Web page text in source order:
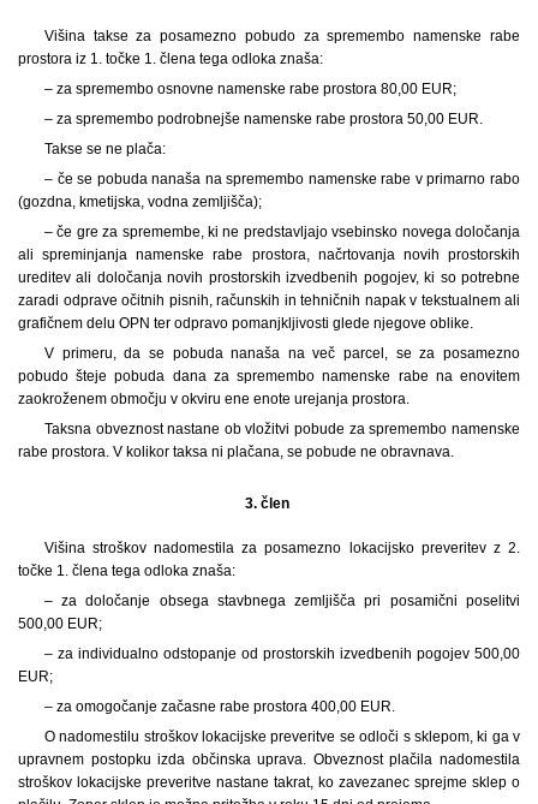
Višina takse za posamezno pobudo za spremembo namenske rabe
prostora iz 1. točke 1. člena tega odloka znaša:
– za spremembo osnovne namenske rabe prostora 80,00 EUR;
– za spremembo podrobnejše namenske rabe prostora 50,00 EUR.
Takse se ne plača:
– če se pobuda nanaša na spremembo namenske rabe v primarno rabo
(gozdna, kmetijska, vodna zemljišča);
– če gre za spremembe, ki ne predstavljajo vsebinsko novega določanja
ali spreminjanja namenske rabe prostora, načrtovanja novih prostorskih
ureditev ali določanja novih prostorskih izvedbenih pogojev, ki so potrebne
zaradi odprave očitnih pisnih, računskih in tehničnih napak v tekstualnem ali
grafičnem delu OPN ter odpravo pomanjkljivosti glede njegove oblike.
V primeru, da se pobuda nanaša na več parcel, se za posamezno
pobudo šteje pobuda dana za spremembo namenske rabe na enovitem
zaokroženem območju v okviru ene enote urejanja prostora.
Taksna obveznost nastane ob vložitvi pobude za spremembo namenske
rabe prostora. V kolikor taksa ni plačana, se pobude ne obravnava.
3. člen
Višina stroškov nadomestila za posamezno lokacijsko preveritev z 2.
točke 1. člena tega odloka znaša:
– za določanje obsega stavbnega zemljišča pri posamični poselitvi
500,00 EUR;
– za individualno odstopanje od prostorskih izvedbenih pogojev 500,00
EUR;
– za omogočanje začasne rabe prostora 400,00 EUR.
O nadomestilu stroškov lokacijske preveritve se odloči s sklepom, ki ga v
upravnem postopku izda občinska uprava. Obveznost plačila nadomestila
stroškov lokacijske preveritve nastane takrat, ko zavezanec sprejme sklep o